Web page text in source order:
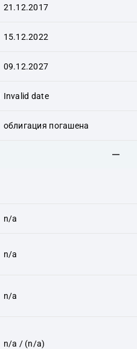
21.12.2017
15.12.2022
09.12.2027
Invalid date
облигация погашена
n/a
n/a
n/a
n/a / (n/a)